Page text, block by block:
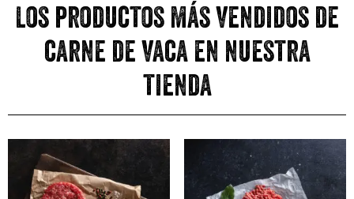
Los productos más vendidos de
carne de vaca en nuestra
tienda